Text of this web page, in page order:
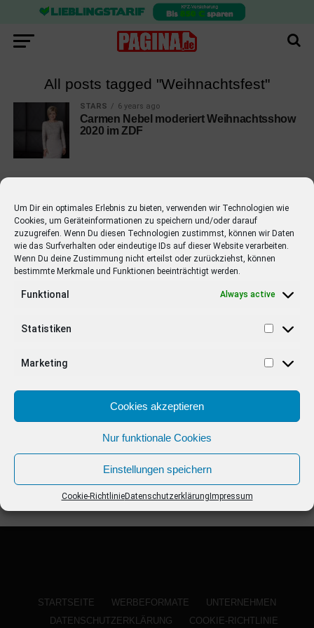
Um Dir ein optimales Erlebnis zu bieten, verwenden wir Technologien wie
Cookies, um Geräteinformationen zu speichern und/oder darauf
zuzugreifen. Wenn Du diesen Technologien zustimmst, können wir Daten
wie das Surfverhalten oder eindeutige IDs auf dieser Website verarbeiten.
Wenn Du deine Zustimmung nicht erteilst oder zurückziehst, können
bestimmte Merkmale und Funktionen beeinträchtigt werden.
Funktional Always active
Statistiken
Marketing
Cookies akzeptieren
Nur funktionale Cookies
Einstellungen speichern
Cookie-RichtlinieDatenschutzerklärung Impressum
All posts tagged "Weihnachtsfest"
STARS 6 years ago
Carmen Nebel moderiert Weihnachtsshow
2020 im ZDF
EMPFOHLEN
STARS 4 years ago
Barbara Schöneberger Moderatorin
von “Verstehen Sie Spaß?”
STARTSEITE WERBEFORMATE
UNTERNEHMEN
DATENSCHUTZERKLÄRUNG
COOKIE-RICHTLINIE